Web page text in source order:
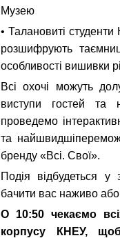
Музею
• Талановиті
розшифрують
особливості вишивки
Всі охочі можуть
виступи гостей та
проведемо
та
бренду «Всі. Свої».
Подія відбудеться
бачити вас наживо
О 10:50 чекаємо
корпусу КНЕУ,